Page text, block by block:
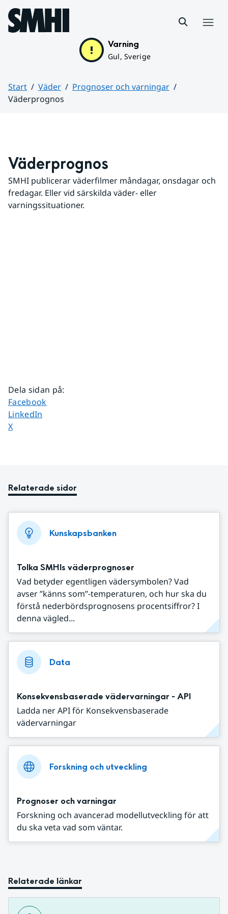
Hoppa till sidans innehåll
Varning
Gul, Sverige
Start Väder
Prognoser och varningar
Väderprognos
Väderprognos
SMHI publicerar väderfilmer måndagar, onsdagar och
fredagar. Eller vid särskilda väder- eller
varningssituationer.
Dela sidan på:
Dela sidan på
Facebook
Dela sidan på
LinkedIn
Dela sidan på
X
Relaterade sidor
Kunskapsbanken
Tolka SMHIs väderprognoser
Vad betyder egentligen vädersymbolen? Vad
avser ”känns som”-temperaturen, och hur ska du
förstå nederbördsprognosens procentsiffror? I
denna vägled...
Data
Konsekvensbaserade vädervarningar - API
Ladda ner API för Konsekvensbaserade
vädervarningar
Forskning och utveckling
Prognoser och varningar
Forskning och avancerad modellutveckling för att
du ska veta vad som väntar.
Relaterade länkar